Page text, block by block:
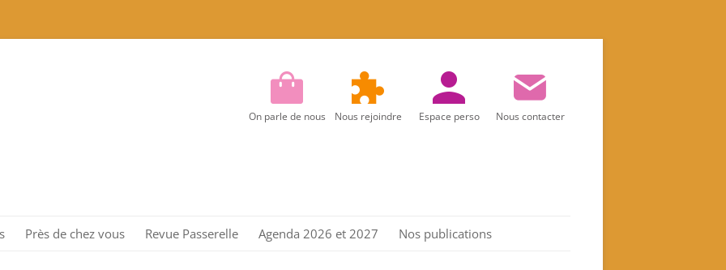
On parle de nous Nous rejoindre Espace perso Nous contacter
au
contenu
Près de chez vous Revue Passerelle Agenda 2026 et 2027 Nos publications